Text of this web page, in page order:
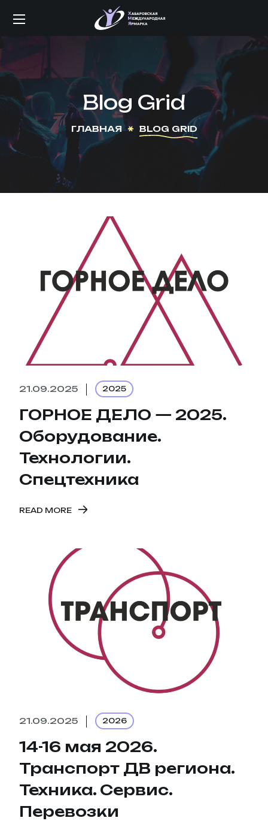
Blog Grid
ГЛАВНАЯ BLOG GRID
21.09.2025 2025
ГОРНОЕ ДЕЛО — 2025.
Оборудование.
Технологии.
Спецтехника
READ MORE
21.09.2025 2026
14-16 мая 2026.
Транспорт ДВ региона.
Техника. Сервис.
Перевозки